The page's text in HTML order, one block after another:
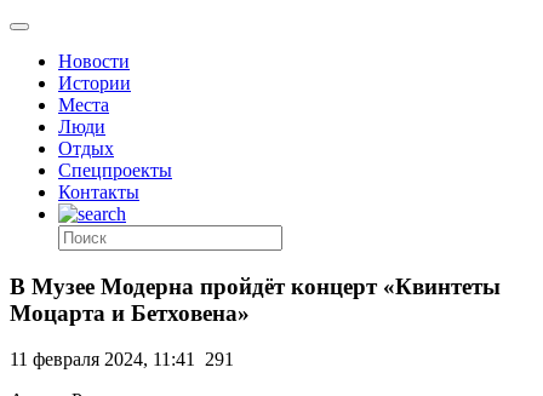
Новости
Истории
Места
Люди
Отдых
Спецпроекты
Контакты
В Музее Модерна пройдёт концерт «Квинтеты
Моцарта и Бетховена»
11 февраля 2024, 11:41 291